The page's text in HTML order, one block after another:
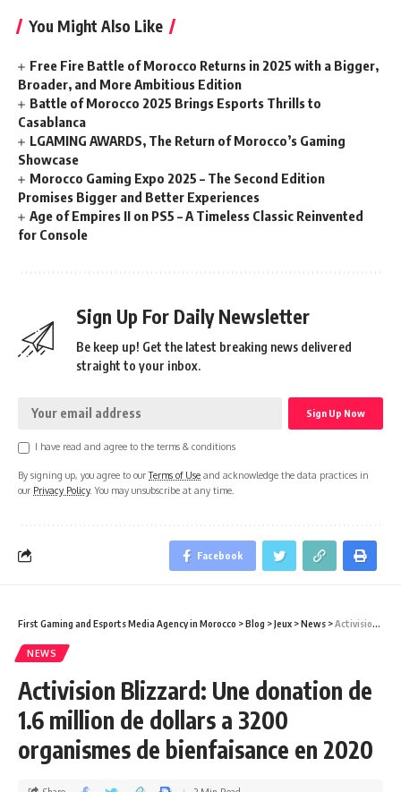
You Might Also Like
Free Fire Battle of Morocco Returns in 2025 with a Bigger,
Broader, and More Ambitious Edition
Battle of Morocco 2025 Brings Esports Thrills to
Casablanca
LGAMING AWARDS, The Return of Morocco’s Gaming
Showcase
Morocco Gaming Expo 2025 – The Second Edition
Promises Bigger and Better Experiences
Age of Empires II on PS5 – A Timeless Classic Reinvented
for Console
Sign Up For Daily Newsletter
Be keep up! Get the latest breaking news delivered
straight to your inbox.
I have read and agree to the terms & conditions
By signing up, you agree to ourTerms of Use and acknowledge the data practices in
our Privacy Policy. You may unsubscribe at any time.
Facebook
First Gaming and Esports Media Agency in Morocco >Blog >Jeux >News >Activision Blizzard: Une donation de 1.6 million de dollars a 3200 organismes de bienfaisance en 2020
NEWS
Activision Blizzard: Une donation de
1.6 million de dollars a 3200
organismes de bienfaisance en 2020